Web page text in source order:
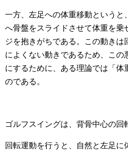
一方、左足への体重移動というと
へ骨盤をスライドさせて体重を乗
ジを抱きがちである。この動きは
によくない動きであるため、この
にするために、ある理論では「体
のである。
ゴルフスイングは、背骨中心の回
回転運動を行うと、自然と左足に